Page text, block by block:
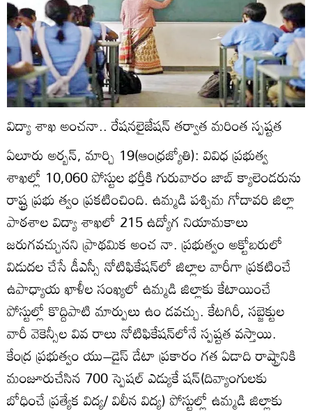
విద్యా శాఖ అంచనా.. రేషనలైజేషన్‌ తర్వాత మరింత స్పష్టత
ఏలూరు అర్బన్‌, మార్చి 19(ఆంధ్రజ్యోతి): వివిధ ప్రభుత్వ
శాఖల్లో 10,060 పోస్టుల భర్తీకి గురువారం జాబ్‌ క్యాలెండరును
రాష్ట్ర ప్రభు త్వం ప్రకటించింది. ఉమ్మడి పశ్చిమ గోదావరి జిల్లా
పాఠశాల విద్యా శాఖలో 215 ఉద్యోగ నియామకాలు
జరుగవచ్చునని ప్రాథమిక అంచ నా. ప్రభుత్వం అక్టోబరులో
విడుదల చేసే డీఎస్సీ నోటిఫికేషన్‌లో జిల్లాల వారీగా ప్రకటించే
ఉపాధ్యాయ ఖాళీల సంఖ్యలో ఉమ్మడి జిల్లాకు కేటాయించే
పోస్టుల్లో కొద్దిపాటి మార్పులు ఉం డవచ్చు. కేటగిరీ, సబ్జెక్టుల
వారీ వెకెన్సీల వివ రాలు నోటిఫికేషన్‌లోనే స్పష్టత వస్తాయి.
కేంద్ర ప్రభుత్వం యు–డైస్‌ డేటా ప్రకారం గత ఏడాది రాష్ట్రానికి
మంజూరుచేసిన 700 స్పెషల్‌ ఎడ్యుకే షన్‌(దివ్యాంగులకు
బోధించే ప్రత్యేక విద్య/ విలీన విద్య) పోస్టుల్లో ఉమ్మడి జిల్లాకు